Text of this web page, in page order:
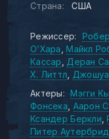
Страна: США
Режиссер:
О’Хара
Майкл
Кассар
Деран
Х. Литтл
Джошуа
Актеры:
Мэгги
Фонсека Аарон
Ксандер Беркли
Питер